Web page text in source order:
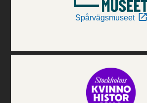
Spårvägsmuseet